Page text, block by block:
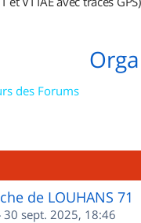
des Forums
de LOUHANS 71
30 sept. 2025, 18:46